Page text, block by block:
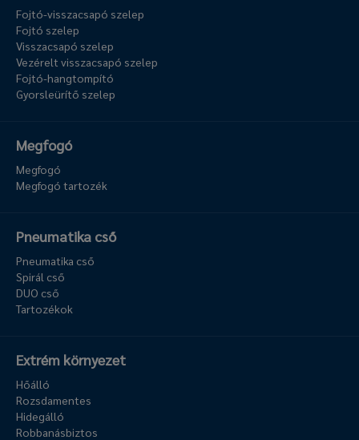
Fojtó-visszacsapó szelep
Fojtó szelep
Visszacsapó szelep
Vezérelt visszacsapó szelep
Fojtó-hangtompító
Gyorsleürítő szelep
Megfogó
Megfogó
Megfogó tartozék
Pneumatika cső
Pneumatika cső
Spirál cső
DUO cső
Tartozékok
Extrém környezet
Hőálló
Rozsdamentes
Hidegálló
Robbanásbiztos